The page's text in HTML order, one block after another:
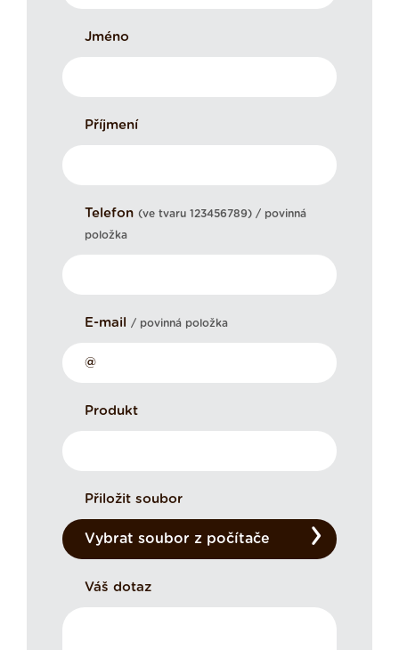
Jméno
Příjmení
Telefon (ve tvaru 123456789) / povinná
položka
E-mail / povinná položka
Produkt
Přiložit soubor
Vybrat soubor z počítače
Váš dotaz